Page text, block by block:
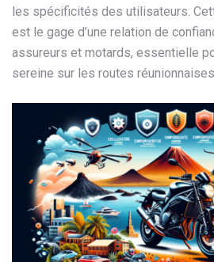
les spécificités des utilisateurs.
est le gage d’une relation de
assureurs et motards, essentielle
sereine sur les routes